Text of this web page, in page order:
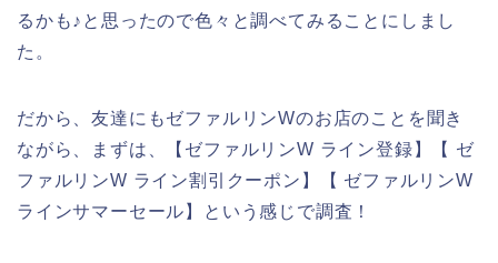
るかも♪と思ったので色々と調べてみることにしまし
た。
だから、友達にもゼファルリンWのお店のことを聞き
ながら、まずは、【ゼファルリンW ライン登録】【 ゼ
ファルリンW ライン割引クーポン】【 ゼファルリンW
ラインサマーセール】という感じで調査！